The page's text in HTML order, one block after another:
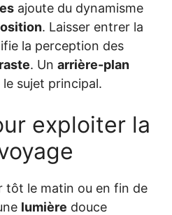
ajoute du dynamisme
. Laisser entrer la
la perception des
. Un arrière-plan
sujet principal.
exploiter la
tôt le matin ou en fin de
lumière douce